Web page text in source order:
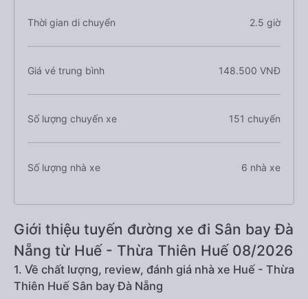
Thời gian di chuyển 2.5 giờ
Giá vé trung bình 148.500 VNĐ
Số lượng chuyến xe 151 chuyến
Số lượng nhà xe 6 nhà xe
Giới thiệu tuyến đường xe đi Sân bay Đà
Nẵng từ Huế - Thừa Thiên Huế 08/2026
1. Về chất lượng, review, đánh giá nhà xe Huế - Thừa
Thiên Huế Sân bay Đà Nẵng